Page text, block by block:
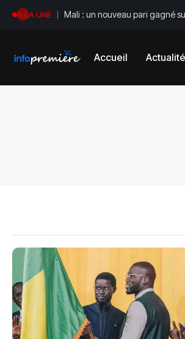
A LA UNE Mali : un nouveau pari gagné
Accueil